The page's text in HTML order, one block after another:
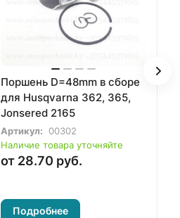
Поршень D=48mm в сборе
для Husqvarna 362, 365,
Jonsered 2165
Артикул:
00302
Наличие товара уточняйте
от 28.70 руб.
Подробнее